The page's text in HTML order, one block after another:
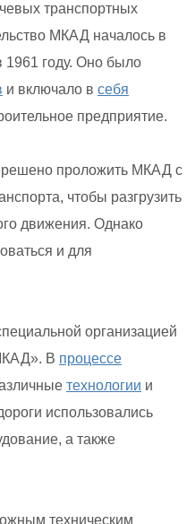
транспортных
МКАД началось в
1961 году. Оно было
и включало в себя
предприятие.
решено проложить МКАД с
чтобы разгрузить
движения. Однако
и для
организацией
В процессе
технологии и
использовались
а также
техническим